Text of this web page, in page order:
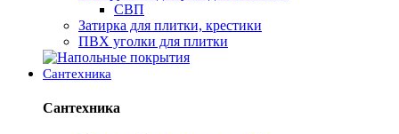
СВП
Затирка для плитки, крестики
ПВХ уголки для плитки
Сантехника
Сантехника